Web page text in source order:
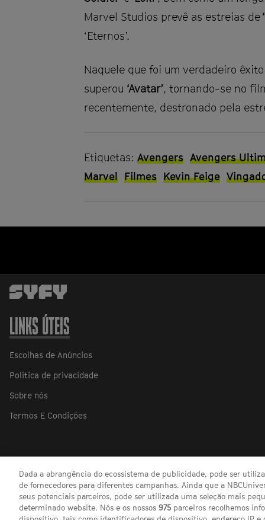
Marvel Studios prevê as estreias de
‘Eternos’.
Naquele que foi um verdadeiro
superou ‘Avatar’, tornando-se no
recentemente, destronado pela
Etiquetas: Avengers Avengers
Marvel Filmes Kevin Feige
LINKS ÚTEIS
Escolhas de Anúncios
Política de privacidade
Sobre nós
Termos E Condições
Dada a abrangência do ecossistema de publicidade, pode ser
de fornecedores para diferentes campanhas. Ainda que a
seus potenciais parceiros, pode ser utilizada uma seleção mais
determinado website. Nós e os nossos 975 parceiros recolhemos